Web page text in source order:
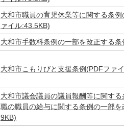
大和市職員の育児休業等に関する条
ァイル:43.5KB)
大和市手数料条例の一部を改正する
大和市こもりびと支援条例(PDFファ
大和市議会議員の議員報酬等に関す
職の職員の給与に関する条例の一部
9KB)